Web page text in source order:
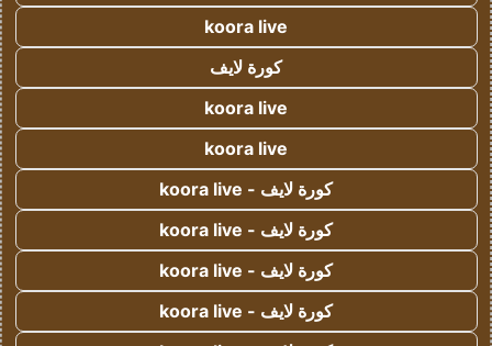
koora live
كورة لايف
koora live
koora live
كورة لايف - koora live
كورة لايف - koora live
كورة لايف - koora live
كورة لايف - koora live